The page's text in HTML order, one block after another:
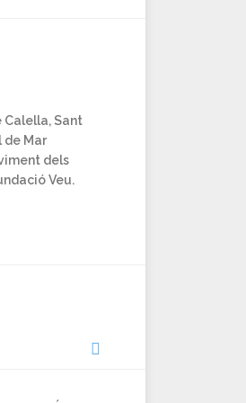
Calella, Sant
de Mar
dels
Veu.